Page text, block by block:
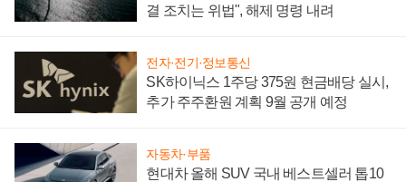
결 조치는 위법", 해제 명령 내려
전자·전기·정보통신
SK하이닉스 1주당 375원 현금배당 실시,
추가 주주환원 계획 9월 공개 예정
자동차·부품
현대차 올해 SUV 국내 베스트셀러 톱10